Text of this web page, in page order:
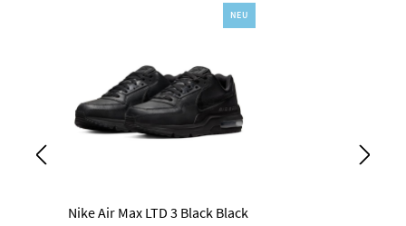
NEU
Nike Air Max LTD 3 Black Black